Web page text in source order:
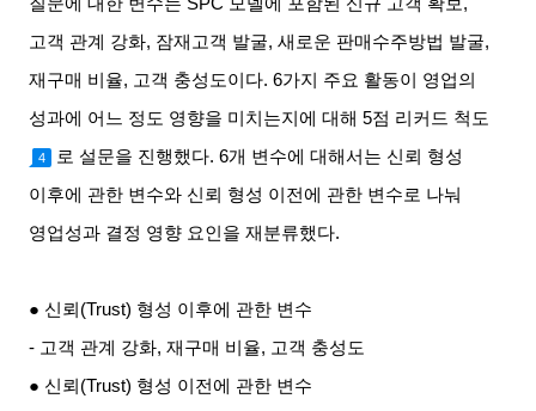
고객 관계 강화, 잠재고객 발굴,새로운 판매수주방법 발굴,
재구매 비율, 고객 충성도이다. 6가지 주요 활동이 영업의
성과에 어느 정도 영향을 미치는지에 대해 5점 리커드 척도
4 로 설문을 진행했다. 6개 변수에 대해서는 신뢰 형성
이후에 관한 변수와 신뢰 형성 이전에 관한 변수로 나눠
영업성과 결정 영향 요인을 재분류했다.
● 신뢰(Trust) 형성 이후에 관한 변수
- 고객 관계 강화,재구매 비율, 고객 충성도
● 신뢰(Trust) 형성 이전에 관한 변수